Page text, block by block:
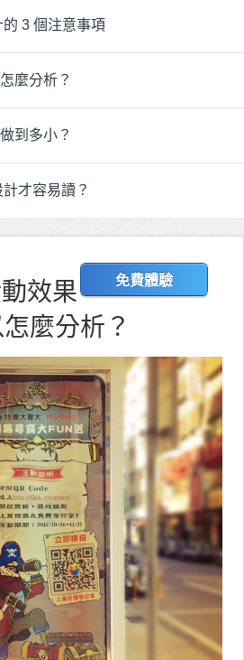
3 個注意事項
麼分析？
到多小？
才容易讀？
免費體驗
效果
麼分析？